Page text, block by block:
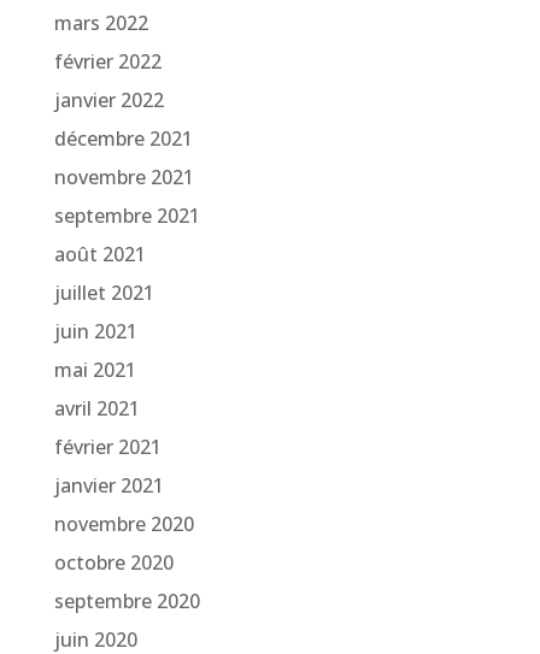
mars 2022
février 2022
janvier 2022
décembre 2021
novembre 2021
septembre 2021
août 2021
juillet 2021
juin 2021
mai 2021
avril 2021
février 2021
janvier 2021
novembre 2020
octobre 2020
septembre 2020
juin 2020